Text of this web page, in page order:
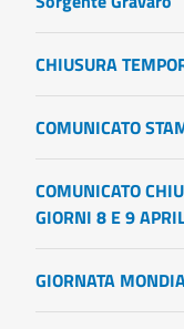
CHIUSURA
COMUNICATO
COMUNICATO
GIORNI 8 E 9
GIORNATA